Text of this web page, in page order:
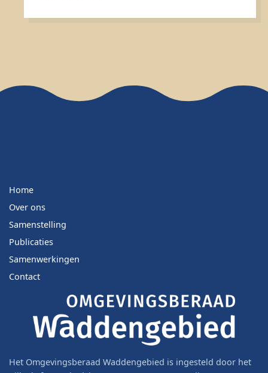
Home
Over ons
Samenstelling
Publicaties
Samenwerkingen
Contact
Het Omgevingsberaad Waddengebied is ingesteld door het